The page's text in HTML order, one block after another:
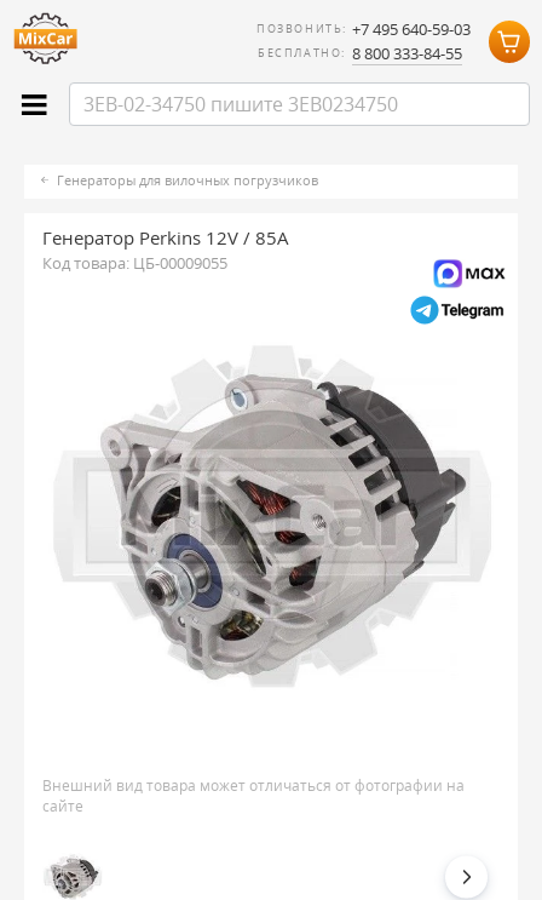
ПОЗВОНИТЬ: +7 495 640-59-03
БЕСПЛАТНО: 8 800 333-84-55
Генераторы для вилочных погрузчиков
Генератор Perkins 12V / 85A
Код товара: ЦБ-00009055
Внешний вид товара может отличаться от фотографии на
сайте